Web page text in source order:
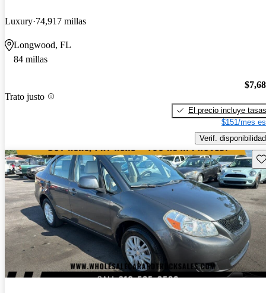
Luxury 74,917 millas
Longwood, FL
84 millas
Trato justo
El precio incluye tasas
$151/mes
Verif. disponibilidad